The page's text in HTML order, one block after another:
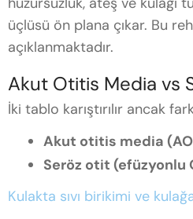
üçlüsü ön plana çıkar. Bu
açıklanmaktadır.
Akut Otitis Media vs
İki tablo karıştırılır ancak
Akut otitis media
Seröz otit (efüzyonlu
Kulakta sıvı birikimi ve